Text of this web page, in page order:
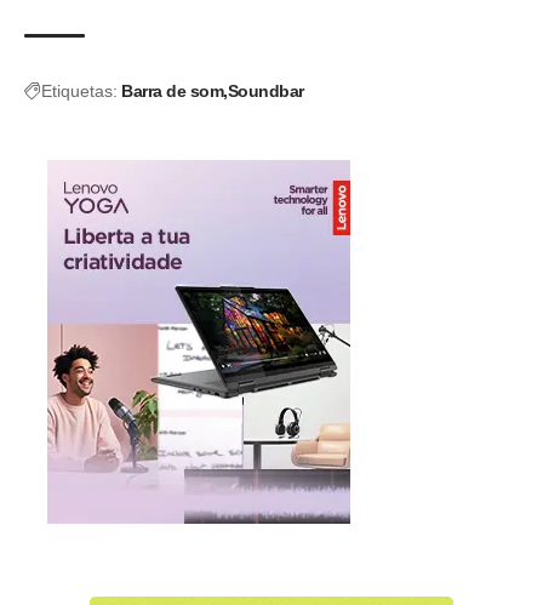
Etiquetas: Barra de som Soundbar